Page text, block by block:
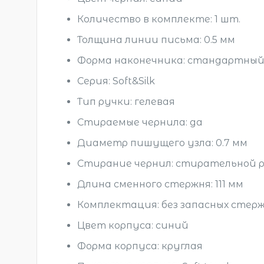
Количество в комплекте: 1 шт.
Толщина линии письма: 0.5 мм
Форма наконечника: стандартный
Серия: Soft&Silk
Тип ручки: гелевая
Стираемые чернила: да
Диаметр пишущего узла: 0.7 мм
Стирание чернил: стирательной
Длина сменного стержня: 111 мм
Комплектация: без запасных
Цвет корпуса: синий
Форма корпуса: круглая